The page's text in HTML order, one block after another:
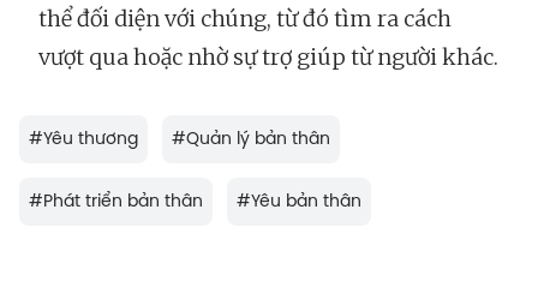
thể đối diện với chúng, từ đó tìm ra cách
vượt qua hoặc nhờ sự trợ giúp từ người khác.
#Yêu thương #Quản lý bản thân
#Phát triển bản thân #Yêu bản thân